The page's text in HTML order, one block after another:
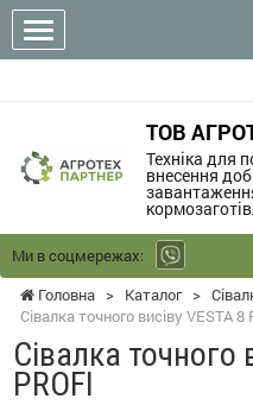
ТОВ
Техніка для
внесення
Ми в соцмережах:
Головна > Каталог >
Сівалка точного висіву VESTA 8
Сівалка точного
PROFI